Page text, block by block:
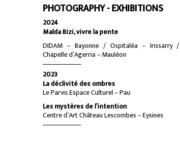
PHOTOGRAPHY - EXHIBITIONS
2024
Malda Bizi, vivre la pente
DIDAM – Bayonne / Ospitaléa – Irissarry /
Chapelle d’Agerria – Mauléon
2023
La déclivité des ombres
Le Parvis Espace Culturel – Pau
Les mystères de l’intention
Centre d’Art Château Lescombes – Eysines